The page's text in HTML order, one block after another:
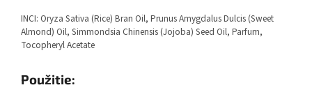
INCI: Oryza Sativa (Rice) Bran Oil, Prunus Amygdalus Dulcis (Sweet
Almond) Oil, Simmondsia Chinensis (Jojoba) Seed Oil, Parfum,
Tocopheryl Acetate
Použitie: